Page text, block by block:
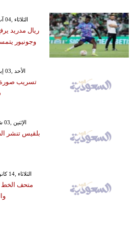
GMT 08:52 2026 الثلاثاء ,04 آب / أغسطس
ريال مدريد
وجونيور يتمسك براتب
GMT 14:06 2016 الأحد ,03 إبريل / نيسان
تسريب صورة
GMT 08:58 2020 الإثنين ,03 شباط / فبراير
بلقيس تنشر
GMT 12:32 2020 الثلاثاء ,14 كانون الثاني / يناير
متحف الخط